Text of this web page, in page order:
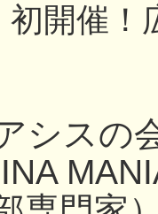
初開催
シスの